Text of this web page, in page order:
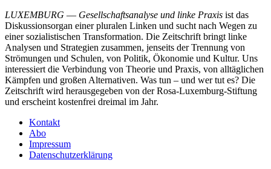
LUXEMBURG — Gesellschaftsanalyse und linke Praxis ist das
Diskussionsorgan einer pluralen Linken und sucht nach Wegen zu
einer sozialistischen Transformation. Die Zeitschrift bringt linke
Analysen und Strategien zusammen, jenseits der Trennung von
Strömungen und Schulen, von Politik, Ökonomie und Kultur. Uns
interessiert die Verbindung von Theorie und Praxis, von alltäglichen
Kämpfen und großen Alternativen. Was tun – und wer tut es? Die
Zeitschrift wird herausgegeben von der Rosa-Luxemburg-Stiftung
und erscheint kostenfrei dreimal im Jahr.
Kontakt
Abo
Impressum
Datenschutzerklärung